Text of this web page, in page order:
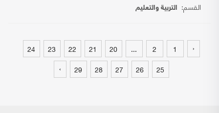
القسم: التربية والتعليم
‹
1
2
...
20
21
22
23
24
25
26
27
28
29
›